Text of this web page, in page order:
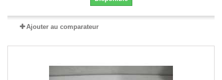
Ajouter au comparateur